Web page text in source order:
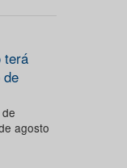
terá
agosto